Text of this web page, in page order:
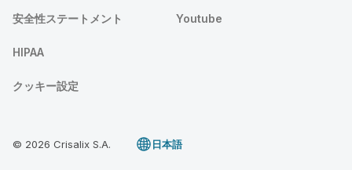
安全性ステートメント
HIPAA
クッキー設定
Youtube
© 2026 Crisalix S.A. 日本語